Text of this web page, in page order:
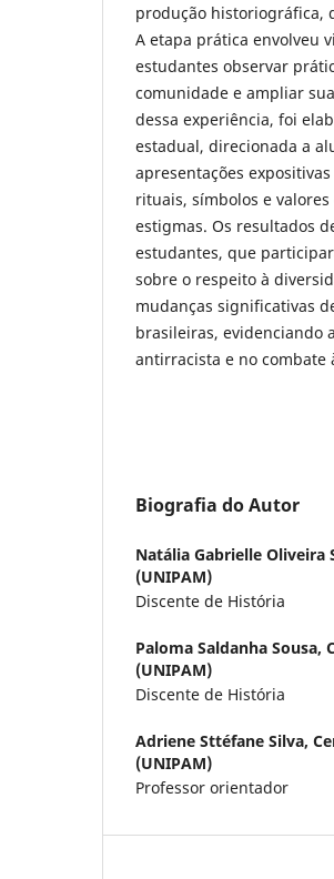
produção historiográfica,
A etapa prática envolveu
estudantes observar
comunidade e ampliar
dessa experiência, foi
estadual, direcionada a
apresentações
rituais, símbolos e
estigmas. Os resultados
estudantes, que
sobre o respeito à
mudanças significativas
brasileiras, evidenciando
antirracista e no combate
Biografia do Autor
Natália Gabrielle Oliveira
(UNIPAM)
Discente de História
Paloma Saldanha Sousa,
(UNIPAM)
Discente de História
Adriene Sttéfane Silva,
(UNIPAM)
Professor orientador